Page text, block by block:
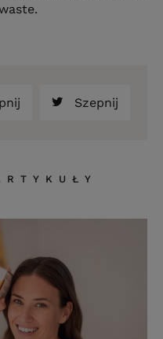
Szepnij